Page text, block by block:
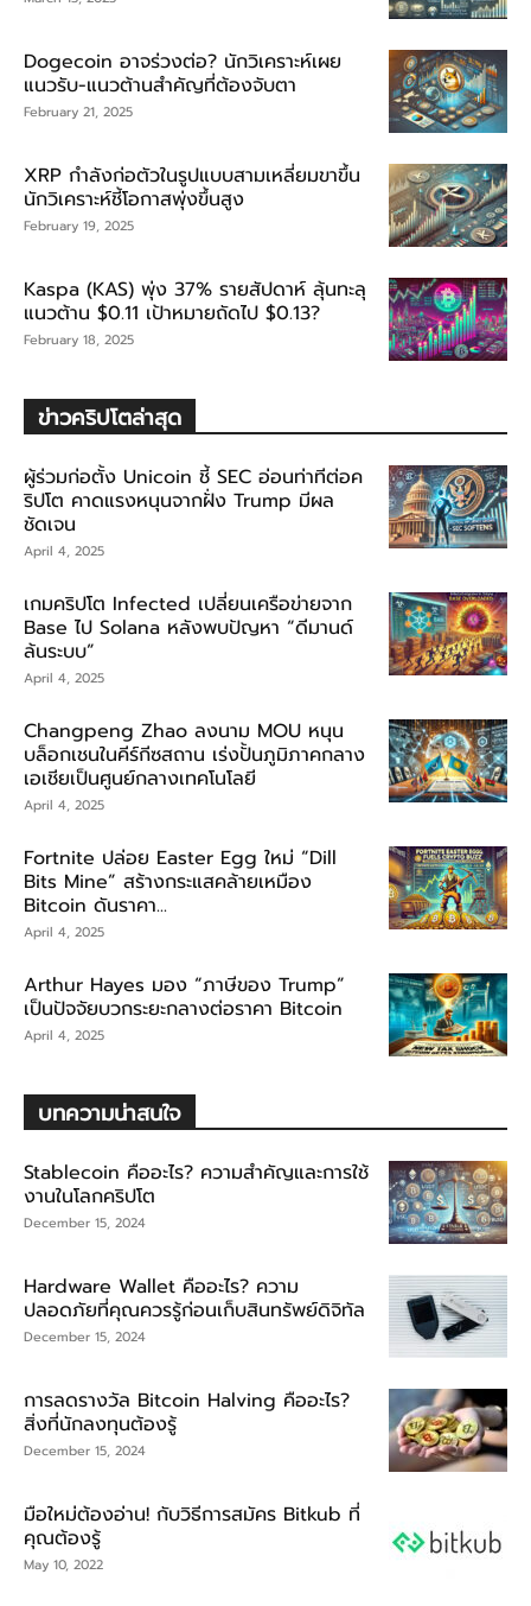
Dogecoin อาจร่วงต่อ? นักวิเคราะห์เผย
แนวรับ-แนวต้านสำคัญที่ต้องจับตา
February 21, 2025
XRP กำลังก่อตัวในรูปแบบสามเหลี่ยมขาขึ้น
นักวิเคราะห์ชี้โอกาสพุ่งขึ้นสูง
February 19, 2025
Kaspa (KAS) พุ่ง 37% รายสัปดาห์ ลุ้นทะลุ
แนวต้าน $0.11 เป้าหมายถัดไป $0.13?
February 18, 2025
ข่าวคริปโตล่าสุด
ผู้ร่วมก่อตั้ง Unicoin ชี้ SEC อ่อนท่าทีต่อค
ริปโต คาดแรงหนุนจากฝั่ง Trump มีผล
ชัดเจน
April 4, 2025
เกมคริปโต Infected เปลี่ยนเครือข่ายจาก
Base ไป Solana หลังพบปัญหา “ดีมานด์
ล้นระบบ”
April 4, 2025
Changpeng Zhao ลงนาม MOU หนุน
บล็อกเชนในคีร์กีซสถาน เร่งปั้นภูมิภาคกลาง
เอเชียเป็นศูนย์กลางเทคโนโลยี
April 4, 2025
Fortnite ปล่อย Easter Egg ใหม่ “Dill
Bits Mine” สร้างกระแสคล้ายเหมือง
Bitcoin ดันราคา...
April 4, 2025
Arthur Hayes มอง “ภาษีของ Trump”
เป็นปัจจัยบวกระยะกลางต่อราคา Bitcoin
April 4, 2025
บทความน่าสนใจ
Stablecoin คืออะไร? ความสำคัญและการใช้
งานในโลกคริปโต
December 15, 2024
Hardware Wallet คืออะไร? ความ
ปลอดภัยที่คุณควรรู้ก่อนเก็บสินทรัพย์ดิจิทัล
December 15, 2024
การลดรางวัล Bitcoin Halving คืออะไร?
สิ่งที่นักลงทุนต้องรู้
December 15, 2024
มือใหม่ต้องอ่าน! กับวิธีการสมัคร Bitkub ที่
คุณต้องรู้
May 10, 2022